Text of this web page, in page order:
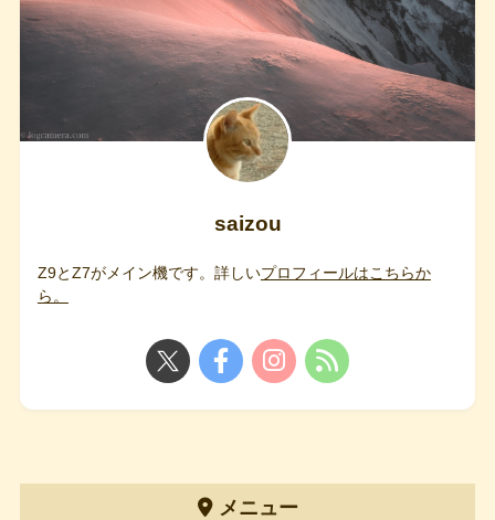
saizou
Z9とZ7がメイン機です。詳しいプロフィールはこちらか
ら。
メニュー